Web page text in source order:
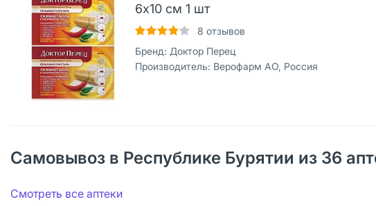
6х10 см 1 шт
8 отзывов
Бренд: Доктор Перец
Производитель: Верофарм АО, Россия
Самовывоз в Республике Бурятии из 36
Смотреть все аптеки